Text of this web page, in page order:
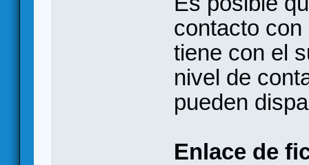
contacto
tiene con el
nivel de
pueden
Enlace de